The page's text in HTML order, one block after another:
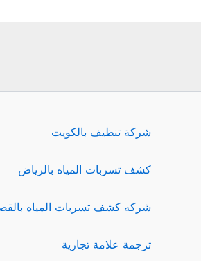
شركة تنظيف بالكويت
كشف تسربات المياه بالرياض
شركه كشف تسربات المياه
ترجمة علامة تجارية